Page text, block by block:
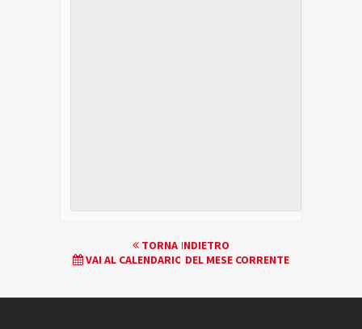
EVENTO
NAVIGATION
TORNA INDIETRO
VAI AL CALENDARIO DEL MESE CORRENTE